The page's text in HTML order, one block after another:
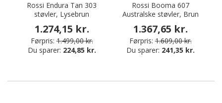
Rossi Endura Tan 303
støvler, Lysebrun
1.274,15 kr.
Førpris: 1.499,00 kr.
Du sparer: 224,85 kr.
Rossi Booma 607
Australske støvler, Brun
1.367,65 kr.
Førpris: 1.609,00 kr.
Du sparer: 241,35 kr.